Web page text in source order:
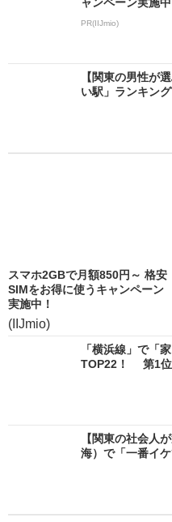
PR(IIJmio)
【関東の男性が
い駅」ランキン
スマホ2GBで月額850円～ 格安
SIMをお得に使うキャンペーン
実施中！
(IIJmio)
「横浜線」で「
TOP22！ 第1位
【関東の社会人
海）で「一番イ